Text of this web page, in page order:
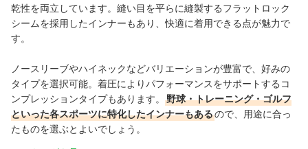
乾性を両立しています。縫い目を平らに縫製するフラットロック
シームを採用したインナーもあり、快適に着用できる点が魅力で
す。
ノースリーブやハイネックなどバリエーションが豊富で、好みの
タイプを選択可能。着圧によりパフォーマンスをサポートするコ
ンプレッションタイプもあります。
野球・トレーニング・ゴルフ
といった各スポーツに特化したインナーもあるので、用途に合っ
たものを選ぶとよいでしょう。